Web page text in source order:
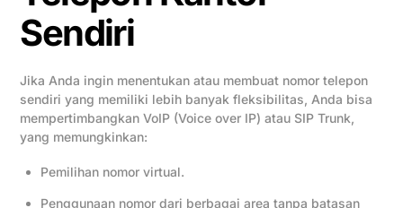
Sendiri
Jika Anda ingin menentukan atau membuat nomor telepon
sendiri yang memiliki lebih banyak fleksibilitas, Anda bisa
mempertimbangkan VoIP (Voice over IP) atau SIP Trunk,
yang memungkinkan:
Pemilihan nomor virtual.
Penggunaan nomor dari berbagai area tanpa batasan